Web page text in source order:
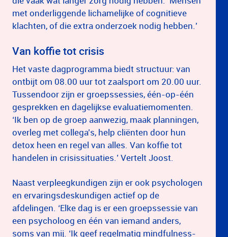
met onderliggende lichamelijke of cognitieve
klachten, of die extra onderzoek nodig hebben.'
Van koffie tot crisis
Het vaste dagprogramma biedt structuur: van
ontbijt om 08.00 uur tot zaalsport om 20.00 uur.
Tussendoor zijn er groepssessies, één-op-één
gesprekken en dagelijkse evaluatiemomenten.
‘Ik ben op de groep aanwezig, maak planningen,
overleg met collega’s, help cliënten door hun
detox heen en regel van alles. Van koffie tot
handelen in crisissituaties.’ Vertelt Joost.
Naast verpleegkundigen zijn er ook psychologen
en ervaringsdeskundigen actief op de
afdelingen. ‘Elke dag is er een groepssessie van
een psycholoog en één van iemand anders,
soms van mij. ‘Ik geef regelmatig mindfulness-